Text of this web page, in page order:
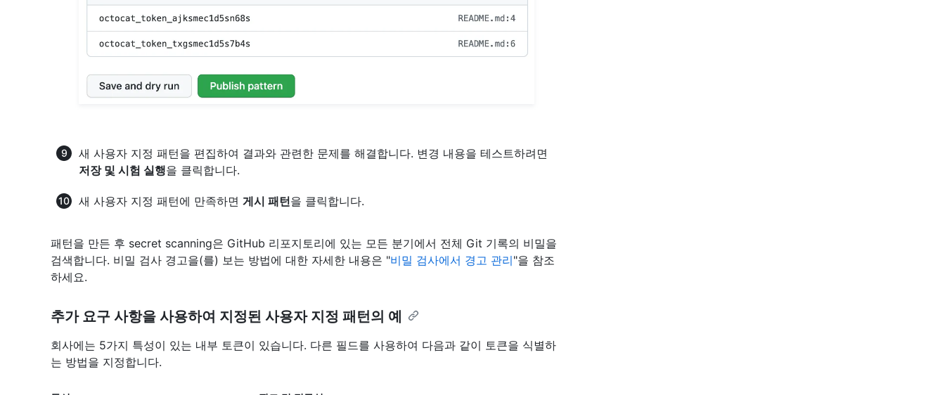
새 사용자 지정 패턴을 편집하여 결과와 관련한 문제를 해결합니다. 변경 내용을 테스트하려면
저장 및 시험 실행을 클릭합니다.
새 사용자 지정 패턴에 만족하면 게시 패턴을 클릭합니다.
패턴을 만든 후 secret scanning은 GitHub 리포지토리에 있는 모든 분기에서 전체 Git 기록의 비밀을
검색합니다. 비밀 검사 경고을(를) 보는 방법에 대한 자세한 내용은 "비밀 검사에서 경고 관리"을 참조
하세요.
추가 요구 사항을 사용하여 지정된 사용자 지정 패턴의 예
회사에는 5가지 특성이 있는 내부 토큰이 있습니다. 다른 필드를 사용하여 다음과 같이 토큰을 식별하
는 방법을 지정합니다.